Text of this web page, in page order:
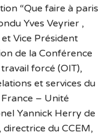
“Que faire à paris
Yves Veyrier ,
Vice Président
de la Conférence
forcé (OIT),
et services du
– Unité
Yannick Herry de
directrice du CCEM,